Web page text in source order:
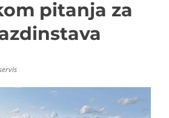
pitanja za